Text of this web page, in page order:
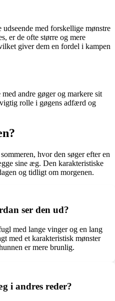
med forskellige mønstre
er de ofte større og mere
giver dem en fordel i kampen
andre gøger og markere sit
rolle i gøgens adfærd og
hvor den søger efter en
sine æg. Den karakteristiske
og tidligt om morgenen.
ser den ud?
med lange vinger og en lang
med et karakteristisk mønster
er mere brunlig.
i andres reder?